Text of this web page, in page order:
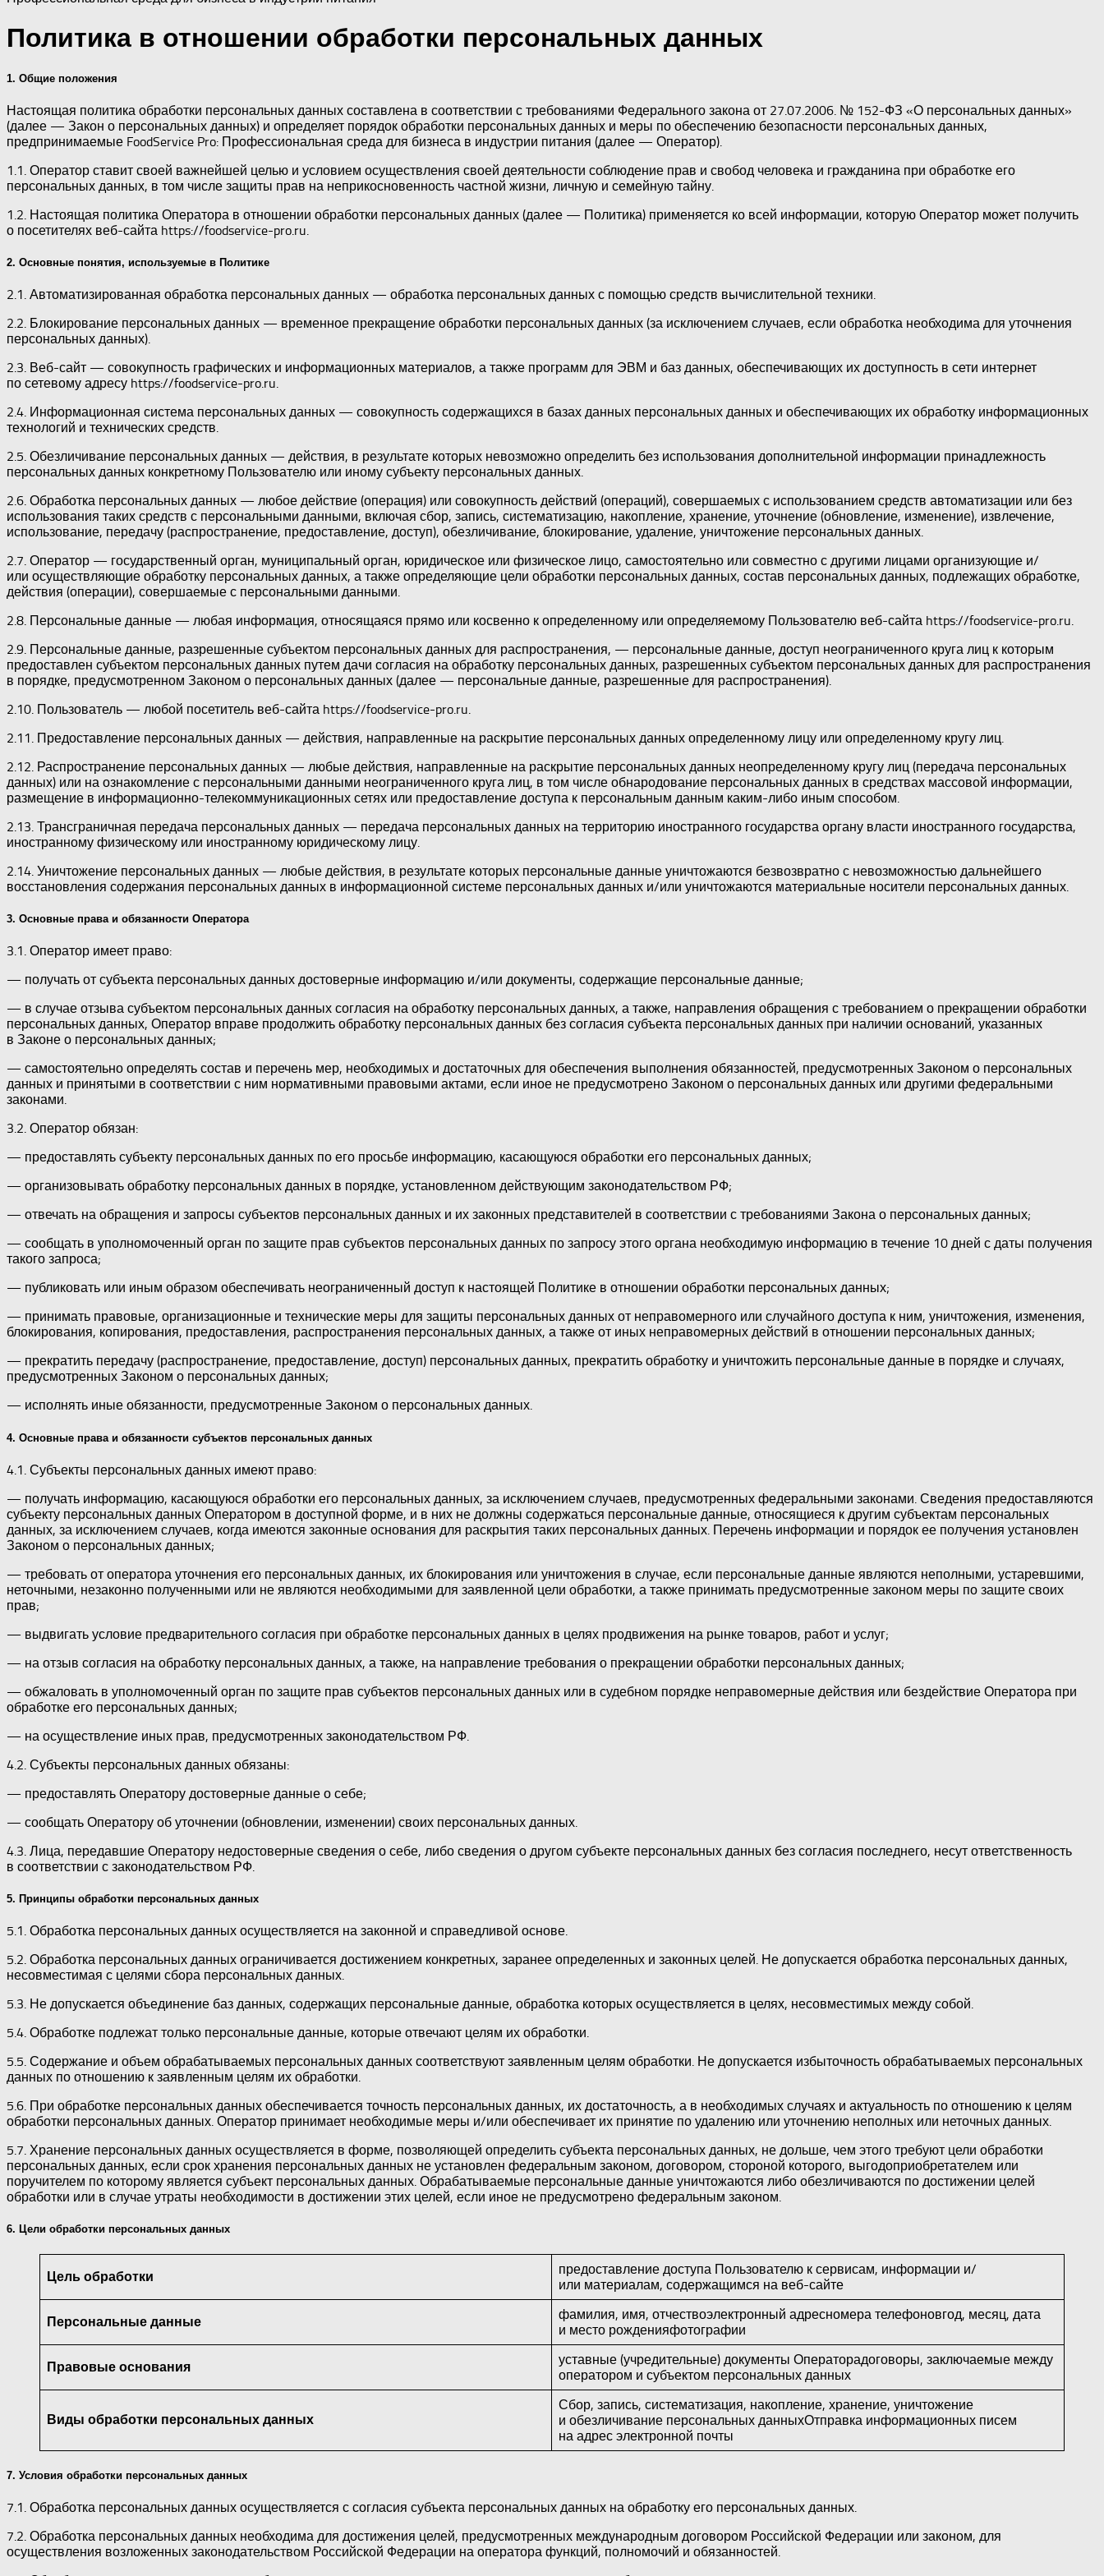
Политика в отношении обработки персональных данных
1. Общие положения
Настоящая политика обработки персональных данных составлена в соответствии с требованиями Федерального закона от 27.07.2006. № 152-ФЗ «О персональных данных»
(далее — Закон о персональных данных) и определяет порядок обработки персональных данных и меры по обеспечению безопасности персональных данных,
предпринимаемые FoodService Pro: Профессиональная среда для бизнеса в индустрии питания (далее — Оператор).
1.1. Оператор ставит своей важнейшей целью и условием осуществления своей деятельности соблюдение прав и свобод человека и гражданина при обработке его
персональных данных, в том числе защиты прав на неприкосновенность частной жизни, личную и семейную тайну.
1.2. Настоящая политика Оператора в отношении обработки персональных данных (далее — Политика) применяется ко всей информации, которую Оператор может получить
о посетителях веб-сайта https://foodservice-pro.ru.
2. Основные понятия, используемые в Политике
2.1. Автоматизированная обработка персональных данных — обработка персональных данных с помощью средств вычислительной техники.
2.2. Блокирование персональных данных — временное прекращение обработки персональных данных (за исключением случаев, если обработка необходима для уточнения
персональных данных).
2.3. Веб-сайт — совокупность графических и информационных материалов, а также программ для ЭВМ и баз данных, обеспечивающих их доступность в сети интернет
по сетевому адресу https://foodservice-pro.ru.
2.4. Информационная система персональных данных — совокупность содержащихся в базах данных персональных данных и обеспечивающих их обработку информационных
технологий и технических средств.
2.5. Обезличивание персональных данных — действия, в результате которых невозможно определить без использования дополнительной информации принадлежность
персональных данных конкретному Пользователю или иному субъекту персональных данных.
2.6. Обработка персональных данных — любое действие (операция) или совокупность действий (операций), совершаемых с использованием средств автоматизации или без
использования таких средств с персональными данными, включая сбор, запись, систематизацию, накопление, хранение, уточнение (обновление, изменение), извлечение,
использование, передачу (распространение, предоставление, доступ), обезличивание, блокирование, удаление, уничтожение персональных данных.
2.7. Оператор — государственный орган, муниципальный орган, юридическое или физическое лицо, самостоятельно или совместно с другими лицами организующие и/
или осуществляющие обработку персональных данных, а также определяющие цели обработки персональных данных, состав персональных данных, подлежащих обработке,
действия (операции), совершаемые с персональными данными.
2.8. Персональные данные — любая информация, относящаяся прямо или косвенно к определенному или определяемому Пользователю веб-сайта https://foodservice-pro.ru.
2.9. Персональные данные, разрешенные субъектом персональных данных для распространения, — персональные данные, доступ неограниченного круга лиц к которым
предоставлен субъектом персональных данных путем дачи согласия на обработку персональных данных, разрешенных субъектом персональных данных для распространения
в порядке, предусмотренном Законом о персональных данных (далее — персональные данные, разрешенные для распространения).
2.10. Пользователь — любой посетитель веб-сайта https://foodservice-pro.ru.
2.11. Предоставление персональных данных — действия, направленные на раскрытие персональных данных определенному лицу или определенному кругу лиц.
2.12. Распространение персональных данных — любые действия, направленные на раскрытие персональных данных неопределенному кругу лиц (передача персональных
данных) или на ознакомление с персональными данными неограниченного круга лиц, в том числе обнародование персональных данных в средствах массовой информации,
размещение в информационно-телекоммуникационных сетях или предоставление доступа к персональным данным каким-либо иным способом.
2.13. Трансграничная передача персональных данных — передача персональных данных на территорию иностранного государства органу власти иностранного государства,
иностранному физическому или иностранному юридическому лицу.
2.14. Уничтожение персональных данных — любые действия, в результате которых персональные данные уничтожаются безвозвратно с невозможностью дальнейшего
восстановления содержания персональных данных в информационной системе персональных данных и/или уничтожаются материальные носители персональных данных.
3. Основные права и обязанности Оператора
3.1. Оператор имеет право:
— получать от субъекта персональных данных достоверные информацию и/или документы, содержащие персональные данные;
— в случае отзыва субъектом персональных данных согласия на обработку персональных данных, а также, направления обращения с требованием о прекращении обработки
персональных данных, Оператор вправе продолжить обработку персональных данных без согласия субъекта персональных данных при наличии оснований, указанных
в Законе о персональных данных;
— самостоятельно определять состав и перечень мер, необходимых и достаточных для обеспечения выполнения обязанностей, предусмотренных Законом о персональных
данных и принятыми в соответствии с ним нормативными правовыми актами, если иное не предусмотрено Законом о персональных данных или другими федеральными
законами.
3.2. Оператор обязан:
— предоставлять субъекту персональных данных по его просьбе информацию, касающуюся обработки его персональных данных;
— организовывать обработку персональных данных в порядке, установленном действующим законодательством РФ;
— отвечать на обращения и запросы субъектов персональных данных и их законных представителей в соответствии с требованиями Закона о персональных данных;
— сообщать в уполномоченный орган по защите прав субъектов персональных данных по запросу этого органа необходимую информацию в течение 10 дней с даты получения
такого запроса;
— публиковать или иным образом обеспечивать неограниченный доступ к настоящей Политике в отношении обработки персональных данных;
— принимать правовые, организационные и технические меры для защиты персональных данных от неправомерного или случайного доступа к ним, уничтожения, изменения,
блокирования, копирования, предоставления, распространения персональных данных, а также от иных неправомерных действий в отношении персональных данных;
— прекратить передачу (распространение, предоставление, доступ) персональных данных, прекратить обработку и уничтожить персональные данные в порядке и случаях,
предусмотренных Законом о персональных данных;
— исполнять иные обязанности, предусмотренные Законом о персональных данных.
4. Основные права и обязанности субъектов персональных данных
4.1. Субъекты персональных данных имеют право:
— получать информацию, касающуюся обработки его персональных данных, за исключением случаев, предусмотренных федеральными законами. Сведения предоставляются
субъекту персональных данных Оператором в доступной форме, и в них не должны содержаться персональные данные, относящиеся к другим субъектам персональных
данных, за исключением случаев, когда имеются законные основания для раскрытия таких персональных данных. Перечень информации и порядок ее получения установлен
Законом о персональных данных;
— требовать от оператора уточнения его персональных данных, их блокирования или уничтожения в случае, если персональные данные являются неполными, устаревшими,
неточными, незаконно полученными или не являются необходимыми для заявленной цели обработки, а также принимать предусмотренные законом меры по защите своих
прав;
— выдвигать условие предварительного согласия при обработке персональных данных в целях продвижения на рынке товаров, работ и услуг;
— на отзыв согласия на обработку персональных данных, а также, на направление требования о прекращении обработки персональных данных;
— обжаловать в уполномоченный орган по защите прав субъектов персональных данных или в судебном порядке неправомерные действия или бездействие Оператора при
обработке его персональных данных;
— на осуществление иных прав, предусмотренных законодательством РФ.
4.2. Субъекты персональных данных обязаны:
— предоставлять Оператору достоверные данные о себе;
— сообщать Оператору об уточнении (обновлении, изменении) своих персональных данных.
4.3. Лица, передавшие Оператору недостоверные сведения о себе, либо сведения о другом субъекте персональных данных без согласия последнего, несут ответственность
в соответствии с законодательством РФ.
5. Принципы обработки персональных данных
5.1. Обработка персональных данных осуществляется на законной и справедливой основе.
5.2. Обработка персональных данных ограничивается достижением конкретных, заранее определенных и законных целей. Не допускается обработка персональных данных,
несовместимая с целями сбора персональных данных.
5.3. Не допускается объединение баз данных, содержащих персональные данные, обработка которых осуществляется в целях, несовместимых между собой.
5.4. Обработке подлежат только персональные данные, которые отвечают целям их обработки.
5.5. Содержание и объем обрабатываемых персональных данных соответствуют заявленным целям обработки. Не допускается избыточность обрабатываемых персональных
данных по отношению к заявленным целям их обработки.
5.6. При обработке персональных данных обеспечивается точность персональных данных, их достаточность, а в необходимых случаях и актуальность по отношению к целям
обработки персональных данных. Оператор принимает необходимые меры и/или обеспечивает их принятие по удалению или уточнению неполных или неточных данных.
5.7. Хранение персональных данных осуществляется в форме, позволяющей определить субъекта персональных данных, не дольше, чем этого требуют цели обработки
персональных данных, если срок хранения персональных данных не установлен федеральным законом, договором, стороной которого, выгодоприобретателем или
поручителем по которому является субъект персональных данных. Обрабатываемые персональные данные уничтожаются либо обезличиваются по достижении целей
обработки или в случае утраты необходимости в достижении этих целей, если иное не предусмотрено федеральным законом.
6. Цели обработки персональных данных
Цель обработки
предоставление доступа Пользователю к сервисам, информации и/
или материалам, содержащимся на веб-сайте
Персональные данные
фамилия, имя, отчествоэлектронный адресномера телефоновгод, месяц, дата
и место рожденияфотографии
Правовые основания
уставные (учредительные) документы Операторадоговоры, заключаемые между
оператором и субъектом персональных данных
Виды обработки персональных данных
Сбор, запись, систематизация, накопление, хранение, уничтожение
и обезличивание персональных данныхОтправка информационных писем
на адрес электронной почты
7. Условия обработки персональных данных
7.1. Обработка персональных данных осуществляется с согласия субъекта персональных данных на обработку его персональных данных.
7.2. Обработка персональных данных необходима для достижения целей, предусмотренных международным договором Российской Федерации или законом, для
осуществления возложенных законодательством Российской Федерации на оператора функций, полномочий и обязанностей.